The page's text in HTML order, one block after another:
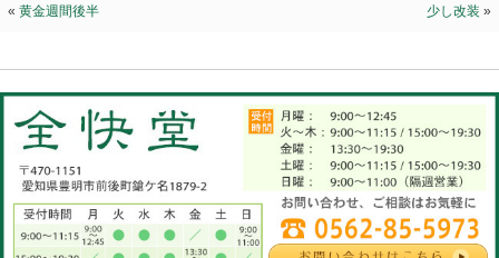
いです。どの子供たちもまだ親が恋しいのに、その寂し
ですから子供達は、寂しさと病気の２つと同時に闘わな
の時、私達大人は無力です。でも諦めたら何も変わりま
の提供は勿論、精神的ケアも同時に行っていくという大
とした雰囲気さえ感じさせる『日本の病院とは大きく違
す。その中心となるのがチャイルドライフスペシャリス